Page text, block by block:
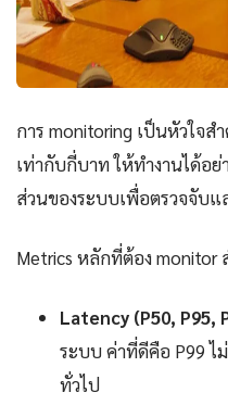
การ monitoring เป็นหัวใจ
เท่ากับกี่บาท ให้ทำงานได้อ
ส่วนของระบบเพื่อตรวจจับแ
Metrics หลักที่ต้อง monitor
Latency (P50, P95,
ระบบ ค่าที่ดีคือ P99 ไ
ทั่วไป